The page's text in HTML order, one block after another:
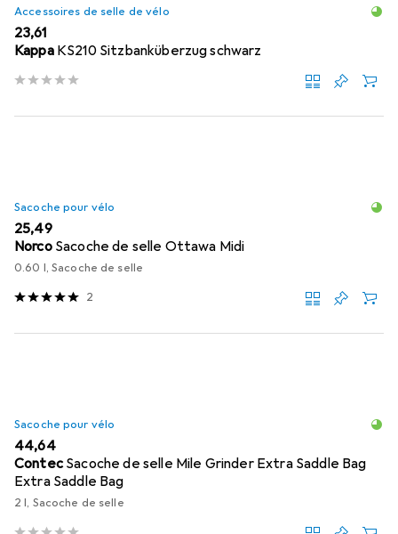
Accessoires de selle de vélo
EUR
23,61
Kappa KS210 Sitzbanküberzug schwarz
Sacoche pour vélo
EUR
25,49
Norco Sacoche de selle Ottawa Midi
0.60 l, Sacoche de selle
2
Sacoche pour vélo
EUR
44,64
Contec Sacoche de selle Mile Grinder Extra Saddle Bag
Extra Saddle Bag
2 l, Sacoche de selle